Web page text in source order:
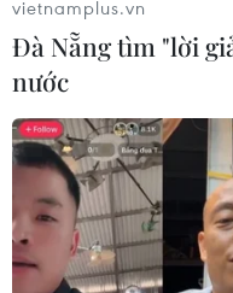
heroin, phá một trong
tại tỉnh.
vietnamplus.vn
Đà Nẵng tìm "lời
nước